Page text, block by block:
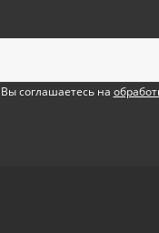
соглашаетесь на